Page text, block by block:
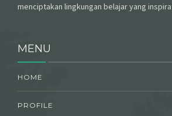
menciptakan lingkungan belajar yang
MENU
HOME
PROFILE